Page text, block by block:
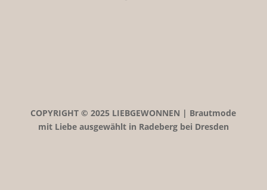
COPYRIGHT © 2025 LIEBGEWONNEN | Brautmode
mit Liebe ausgewählt in Radeberg bei Dresden